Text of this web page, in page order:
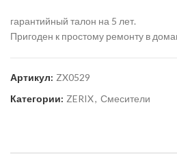
гарантийный талон на 5 лет.
Пригоден к простому ремонту в
Артикул: ZX0529
Категории: ZERIX, Смесители